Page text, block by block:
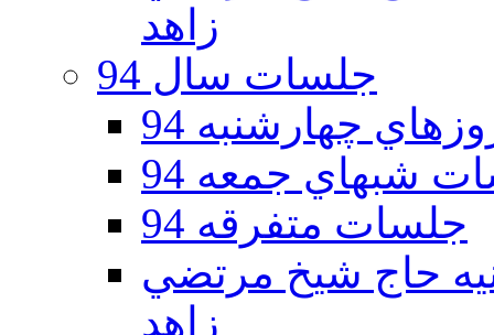
زاهد
جلسات سال 94
چهارشنبه 94
شبهاي جمعه 94
جلسات متفرقه 94
دوم 94 - حسينيه حاج شيخ مرتضي
زاهد